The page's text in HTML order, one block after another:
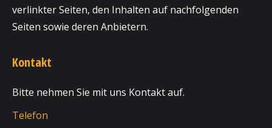
verlinkter Seiten, den Inhalten auf nachfolgenden
Seiten sowie deren Anbietern.
Kontakt
Bitte nehmen Sie mit uns Kontakt auf.
Telefon